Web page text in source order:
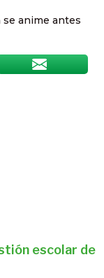
anime antes
escolar de